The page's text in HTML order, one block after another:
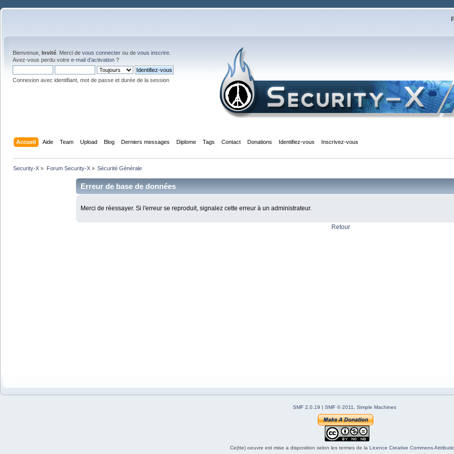
Bienvenue, Invité . Merci de vous connecter ou de vous inscrire
Avez-vous perdu votre e-mail d'activation ?
Connexion avec identifiant, mot de passe et durée de la session
Accueil Aide Team Upload Blog Derniers messages Diplome Tags Contact Donations Identifiez-vous Inscrivez-vous
Security-X » Forum Security-X» Sécurité Générale
Erreur de base de données
Merci de réessayer. Si l'erreur se reproduit, signalez cette erreur à un administrateur.
Retour
SMF 2.0.19 | SMF © 2011 Simple Machines
Ce(tte) oeuvre est mise a disposition selon les termes de la Licence Creative Commons